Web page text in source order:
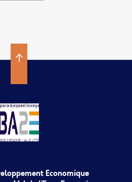
Economique